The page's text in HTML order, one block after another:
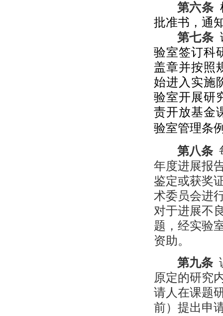
第六条
批准书，通
第七条
验室签订科
盖章并按照
始进入实施
验室开展研
责开放基金
验室管理条
第八条
年度进展报
鉴定或获奖
术委员会进
对于进展不
题，经实验
资助。
第九条
原定的研究
请人在课题
前）提出申